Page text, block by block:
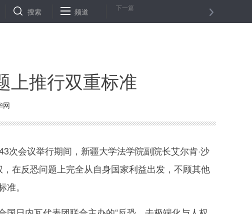
恼 综合消息：韩日新冠肺炎确诊病例持续增加 澳大利亚现首个感染源不明
搜索 频道 下一篇
上推行双重标准
网
会议举行期间，新疆大学法学院副院长艾尔肯·沙
在反恐问题上完全从自身国家利益出发，不顾其他
。